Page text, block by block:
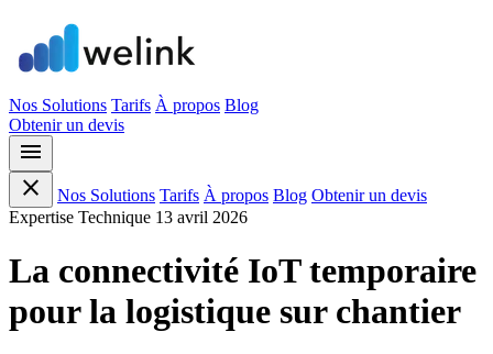
Nos Solutions Tarifs À propos Blog
Obtenir un devis
menu
close
Nos Solutions Tarifs À propos Blog Obtenir un devis
Expertise Technique 13 avril 2026
La connectivité IoT temporaire
pour la logistique sur chantier